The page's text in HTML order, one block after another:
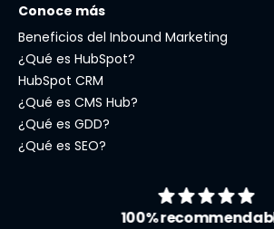
Conoce más
Beneficios del Inbound Marketing
¿Qué es HubSpot?
HubSpot CRM
¿Qué es CMS Hub?
¿Qué es GDD?
¿Qué es SEO?
100%